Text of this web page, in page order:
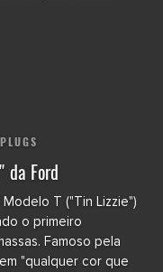
da Ford
T ("Tin Lizzie")
o primeiro
Famoso pela
"qualquer cor que